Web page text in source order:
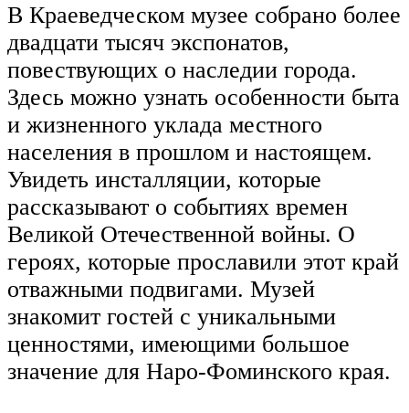
В Краеведческом музее собрано более
двадцати тысяч экспонатов,
повествующих о наследии города.
Здесь можно узнать особенности быта
и жизненного уклада местного
населения в прошлом и настоящем.
Увидеть инсталляции, которые
рассказывают о событиях времен
Великой Отечественной войны. О
героях, которые прославили этот край
отважными подвигами. Музей
знакомит гостей с уникальными
ценностями, имеющими большое
значение для Наро-Фоминского края.